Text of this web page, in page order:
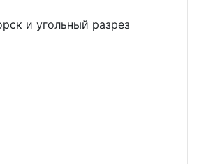
и угольный разрез